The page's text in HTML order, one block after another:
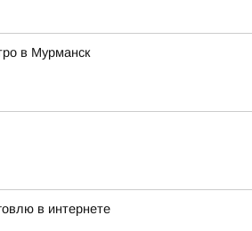
в Мурманск
в интернете